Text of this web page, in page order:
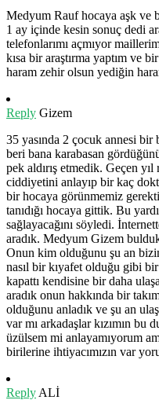
Medyum Rauf hocaya aşk ve
1 ay içinde kesin sonuç dedi
telefonlarımı açmıyor
kısa bir araştırma yaptım ve
haram zehir olsun yediğin
Reply Gizem
35 yasında 2 çocuk annesi bir
beri bana karabasan
pek aldırış etmedik. Geçen
ciddiyetini anlayıp bir kaç
bir hocaya görünmemiz
tanıdığı hocaya gittik. Bu
sağlayacağını söyledi.
aradık. Medyum Gizem
Onun kim olduğunu şu an
nasıl bir kıyafet olduğu gibi
kapattı kendisine bir daha
aradık onun hakkında bir
olduğunu anladık ve şu an
var mı arkadaşlar kızımın bu
üzülsem mi anlayamıyorum
birilerine ihtiyacımızın var
Reply ALİ